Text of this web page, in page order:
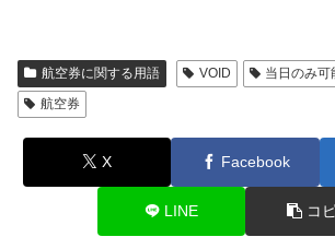
航空券に関する用語 VOID 当日のみ可
航空券
X Facebook
LINE コ